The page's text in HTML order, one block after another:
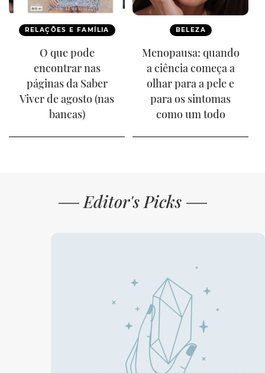
RELAÇÕES E FAMÍLIA
O que pode
encontrar nas
páginas da Saber
Viver de agosto (nas
bancas)
BELEZA
Menopausa: quando
a ciência começa a
olhar para a pele e
para os sintomas
como um todo
Editor's Picks